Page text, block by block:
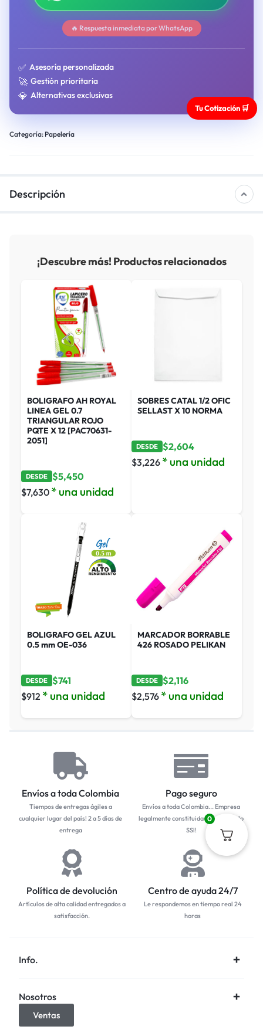
🔥 Respuesta inmediata por WhatsApp
✅ Asesoría personalizada
🚀 Gestión prioritaria
💎 Alternativas exclusivas
Categoría: Papelería
Descripción
¡Descubre más! Productos relacionados
BOLIGRAFO AH ROYAL
LINEA GEL 0.7
TRIANGULAR ROJO
PQTE X 12 [PAC70631-
2051]
DESDE $5,450
$7,630 * una unidad
SOBRES CATAL 1/2 OFIC
SELLAST X 10 NORMA
DESDE $2,604
$3,226 * una unidad
BOLIGRAFO GEL AZUL
0.5 mm OE-036
DESDE $741
$912 * una unidad
MARCADOR BORRABLE
426 ROSADO PELIKAN
DESDE $2,116
$2,576 * una unidad
Envíos a toda Colombia
Tiempos de entregas ágiles a
cualquier lugar del país! 2 a 5 días de
entrega
Pago seguro
Envíos a toda Colombia... Empresa
legalmente constituida con protocolo
SSl!
Política de devolución
Artículos de alta calidad entregados a
satisfacción.
Centro de ayuda 24/7
Le respondemos en tiempo real 24
horas
Info.
Nosotros
Ventas
Tu Cotización 🛒
0